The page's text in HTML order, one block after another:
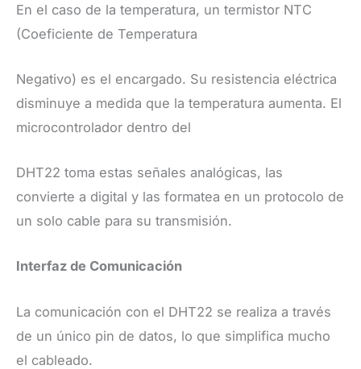
En el caso de la temperatura, un termistor NTC
(Coeficiente de Temperatura
Negativo) es el encargado. Su resistencia eléctrica
disminuye a medida que la temperatura aumenta. El
microcontrolador dentro del
DHT22 toma estas señales analógicas, las
convierte a digital y las formatea en un protocolo de
un solo cable para su transmisión.
Interfaz de Comunicación
La comunicación con el DHT22 se realiza a través
de un único pin de datos, lo que simplifica mucho
el cableado.